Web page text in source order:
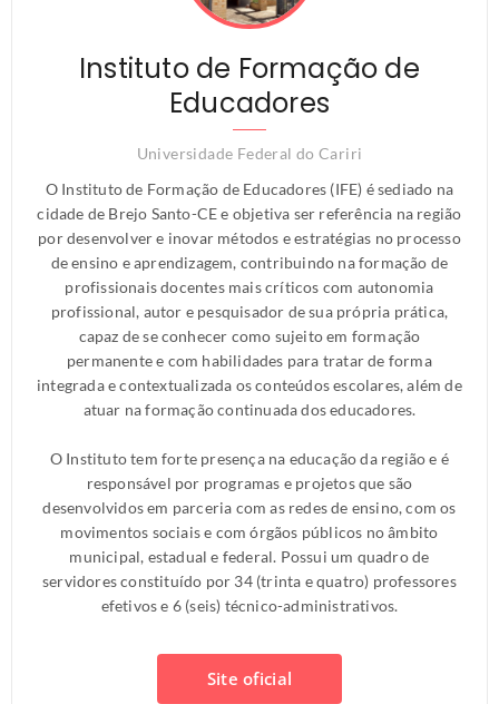
Instituto de Formação de
Educadores
Universidade Federal do Cariri
O Instituto de Formação de Educadores (IFE) é sediado na
cidade de Brejo Santo-CE e objetiva ser referência na região
por desenvolver e inovar métodos e estratégias no processo
de ensino e aprendizagem, contribuindo na formação de
profissionais docentes mais críticos com autonomia
profissional, autor e pesquisador de sua própria prática,
capaz de se conhecer como sujeito em formação
permanente e com habilidades para tratar de forma
integrada e contextualizada os conteúdos escolares, além de
atuar na formação continuada dos educadores.
O Instituto tem forte presença na educação da região e é
responsável por programas e projetos que são
desenvolvidos em parceria com as redes de ensino, com os
movimentos sociais e com órgãos públicos no âmbito
municipal, estadual e federal. Possui um quadro de
servidores constituído por 34 (trinta e quatro) professores
efetivos e 6 (seis) técnico-administrativos.
Site oficial